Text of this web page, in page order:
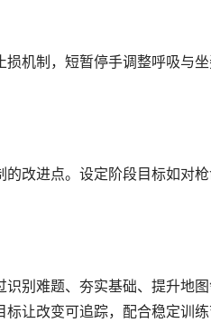
机制，短暂停手调整呼吸与
改进点。设定阶段目标如对
别难题、夯实基础、提升地
让改变可追踪，配合稳定训练